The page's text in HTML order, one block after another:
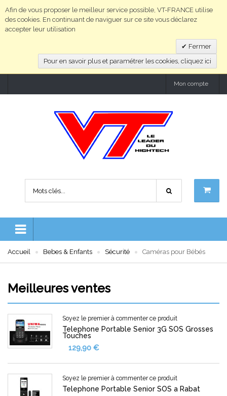
Afin de vous proposer le meilleur service possible, VT-FRANCE utilise
des cookies. En continuant de naviguer sur ce site vous déclarez
accepter leur utilisation
Fermer
Pour en savoir plus et paramétrer les cookies, cliquez ici
Mon compte
Accueil Bebes & Enfants Sécurité Caméras pour Bébés
Meilleures ventes
Soyez le premier à commenter ce produit
Telephone Portable Senior 3G SOS Grosses
Touches
129,90 €
Soyez le premier à commenter ce produit
Telephone Portable Senior SOS a Rabat